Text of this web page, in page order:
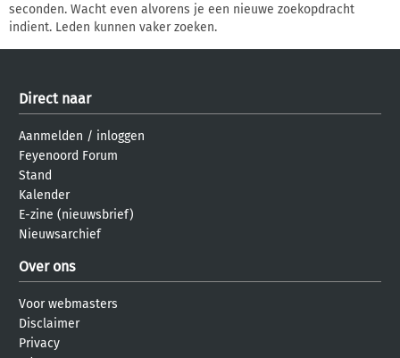
seconden. Wacht even alvorens je een nieuwe zoekopdracht
indient. Leden kunnen vaker zoeken.
Direct naar
Aanmelden / inloggen
Feyenoord Forum
Stand
Kalender
E-zine (nieuwsbrief)
Nieuwsarchief
Over ons
Voor webmasters
Disclaimer
Privacy